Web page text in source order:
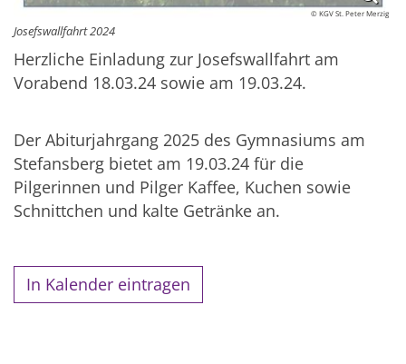
© KGV St. Peter Merzig
Josefswallfahrt 2024
Herzliche Einladung zur Josefswallfahrt am
Vorabend 18.03.24 sowie am 19.03.24.
Der Abiturjahrgang 2025 des Gymnasiums am
Stefansberg bietet am 19.03.24 für die
Pilgerinnen und Pilger Kaffee, Kuchen sowie
Schnittchen und kalte Getränke an.
In Kalender eintragen